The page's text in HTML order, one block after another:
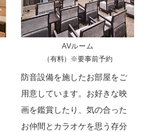
AVルーム
（有料）※要事前予約
防音設備を施したお部屋をご
用意しています。お好きな映
画を鑑賞したり、気の合った
お仲間とカラオケを思う存分